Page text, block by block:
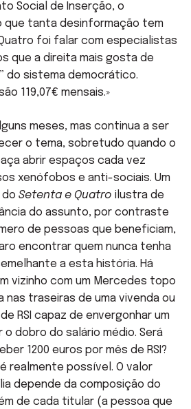
Social de Inserção, o
que tanta desinformação tem
foi falar com especialistas
que a direita mais gosta de
do sistema democrático.
119,07€ mensais.»
meses, mas continua a ser
o tema, sobretudo quando o
abrir espaços cada vez
xenófobos e anti-sociais. Um
Setenta e Quatro ilustra de
do assunto, por contraste
de pessoas que beneficiam,
encontrar quem nunca tenha
a esta história. Há
vizinho com um Mercedes topo
nas traseiras de uma vivenda ou
RSI capaz de envergonhar um
o dobro do salário médio. Será
1200 euros por mês de RSI?
realmente possível. O valor
depende da composição do
de cada titular (a pessoa que